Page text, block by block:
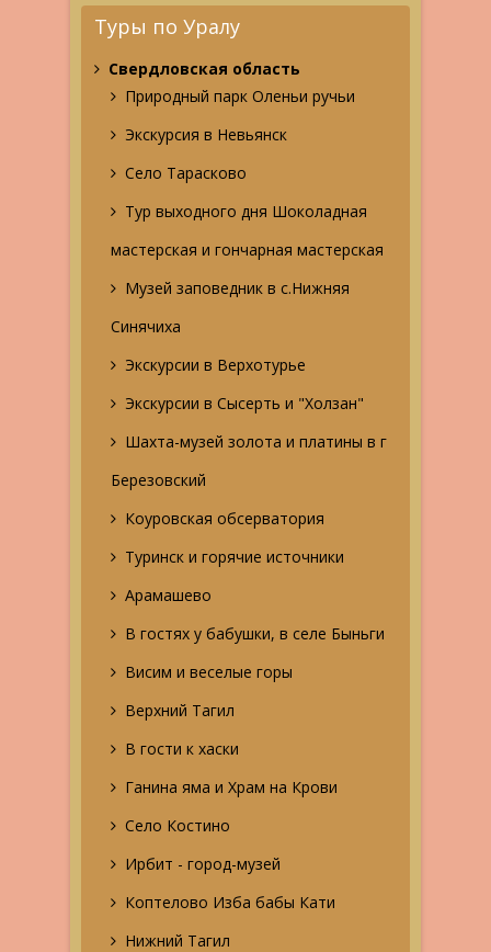
Туры по Уралу
Свердловская область
Природный парк Оленьи ручьи
Экскурсия в Невьянск
Село Тарасково
Тур выходного дня Шоколадная
мастерская и гончарная мастерская
Музей заповедник в с.Нижняя
Синячиха
Экскурсии в Верхотурье
Экскурсии в Сысерть и "Холзан"
Шахта-музей золота и платины в г
Березовский
Коуровская обсерватория
Туринск и горячие источники
Арамашево
В гостях у бабушки, в селе Быньги
Висим и веселые горы
Верхний Тагил
В гости к хаски
Ганина яма и Храм на Крови
Село Костино
Ирбит - город-музей
Коптелово Изба бабы Кати
Нижний Тагил